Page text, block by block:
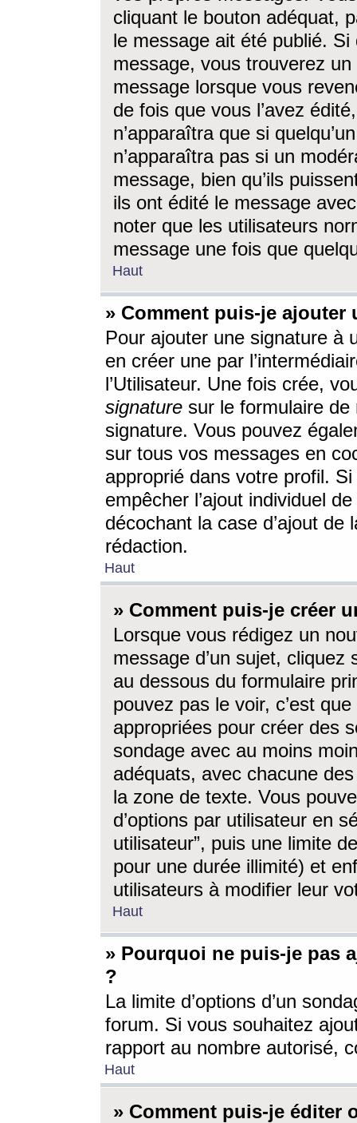
cliquant le bouton adéquat,
le message ait été publié. Si
message, vous trouverez
message lorsque vous
de fois que vous l’avez
n’apparaîtra que si
n’apparaîtra pas si un
message, bien qu’ils
ils ont édité le message
noter que les utilisateurs
message une fois que
Haut
» Comment puis-je ajouter
Pour ajouter une signature à
en créer une par
l’Utilisateur. Une fois crée,
signature sur le formulaire de
signature. Vous pouvez
sur tous vos messages en
approprié dans votre profil.
empêcher l’ajout individuel
décochant la case d’ajout
rédaction.
Haut
» Comment puis-je créer
Lorsque vous rédigez un
message d’un sujet, cliquez
au dessous du formulaire
pouvez pas le voir, c’est
appropriées pour créer des
sondage avec au moins
adéquats, avec chacune
la zone de texte. Vous
d’options par utilisateur en
utilisateur”, puis une limite
pour une durée illimité) et
utilisateurs à modifier leur
Haut
» Pourquoi ne puis-je pas
?
La limite d’options d’un
forum. Si vous souhaitez
rapport au nombre autorisé,
Haut
» Comment puis-je éditer